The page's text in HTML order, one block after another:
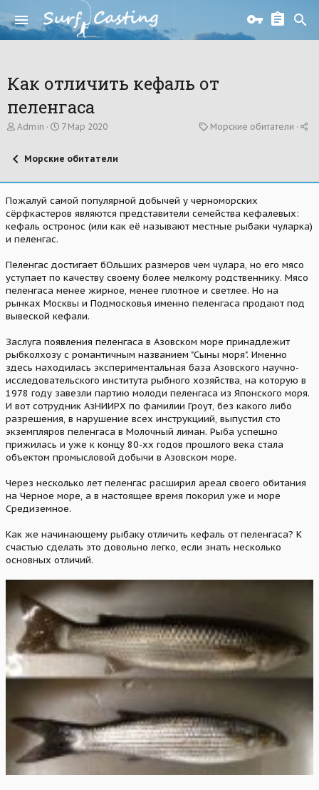
Как отличить кефаль от
пеленгаса
А
о
т
м
ы
Admin
Д
а
а
а
л
а
7 Мар 2020
К
о
и
я
Морские обитатели
Морские обитатели
Пожалуй самой популярной добычей у черноморских
сёрфкастеров являются представители семейства кефалевых:
кефаль остронос (или как её называют местные рыбаки чуларка)
и пеленгас.
Пеленгас достигает бОльших размеров чем чулара, но его мясо
уступает по качеству своему более мелкому родственнику. Мясо
пеленгаса менее жирное, менее плотное и светлее. Но на
рынках Москвы и Подмосковья именно пеленгаса продают под
вывеской кефали.
Заслуга появления пеленгаса в Азовском море принадлежит
рыбколхозу с романтичным названием "Сыны моря". Именно
здесь находилась экспериментальная база Азовского научно-
исследовательского института рыбного хозяйства, на которую в
1978 году завезли партию молоди пеленгаса из Японского моря.
И вот сотрудник АзНИИРХ по фамилии Гроут, без какого либо
разрешения, в нарушение всех инструкциий, выпустил сто
экземпляров пеленгаса в Молочный лиман. Рыба успешно
прижилась и уже к концу 80-хх годов прошлого века стала
объектом промысловой добычи в Азовском море.
Через несколько лет пеленгас расширил ареал своего обитания
на Черное море, а в настоящее время покорил уже и море
Средиземное.
Как же начинающему рыбаку отличить кефаль от пеленгаса? К
счастью сделать это довольно легко, если знать несколько
основных отличий.